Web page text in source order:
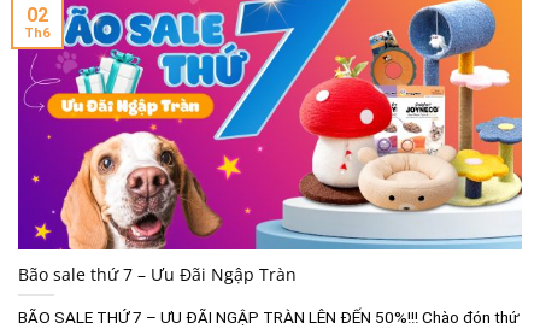
Bão sale thứ 7 – Ưu Đãi Ngập Tràn
BÃO SALE THỨ 7 – ƯU ĐÃI NGẬP TRÀN LÊN ĐẾN 50%!!! Chào đón thứ
02
Th6